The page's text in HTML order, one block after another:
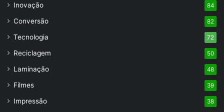
Inovação 84
Conversão 82
Tecnologia 72
Reciclagem 50
Laminação 48
Filmes 39
Impressão 38